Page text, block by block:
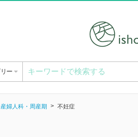
ー
産婦人科・周産期 不妊症